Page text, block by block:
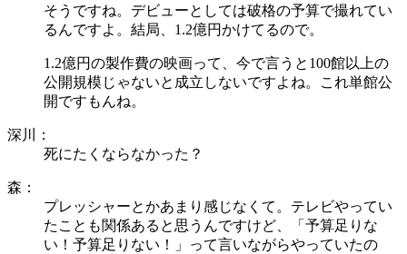
そうですね。デビューとしては破格の予算で撮れてい
るんですよ。結局、1.2億円かけてるので。
1.2億円の製作費の映画って、今で言うと100館以上の
公開規模じゃないと成立しないですよね。これ単館公
開ですもんね。
深川：
死にたくならなかった？
森：
プレッシャーとかあまり感じなくて。テレビやってい
たことも関係あると思うんですけど、「予算足りな
い！予算足りない！」って言いながらやっていたの